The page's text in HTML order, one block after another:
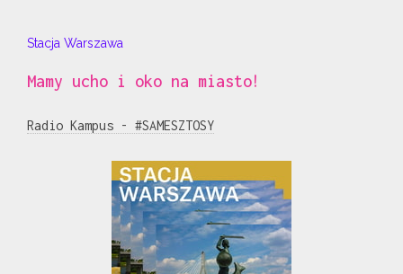
Stacja Warszawa
Mamy ucho i oko na miasto!
Radio Kampus - #SAMESZTOSY